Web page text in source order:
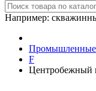
Например:
Промышленные
F
Центробежный